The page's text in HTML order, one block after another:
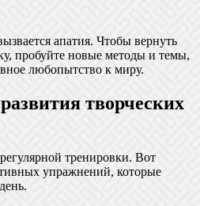
апатия. Чтобы вернуть
пробуйте новые методы и темы,
любопытство к миру.
творческих
тренировки. Вот
упражнений, которые